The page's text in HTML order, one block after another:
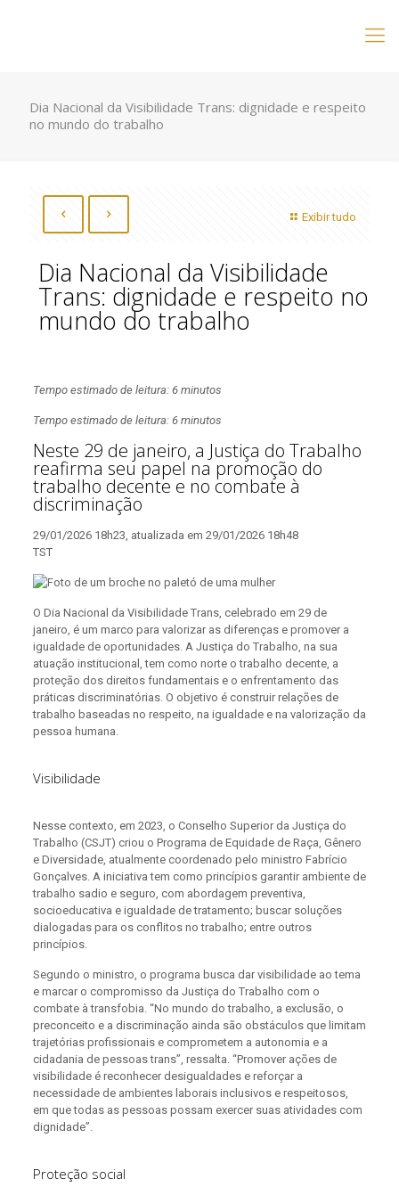
Dia Nacional da Visibilidade Trans: dignidade e respeito
no mundo do trabalho
Exibir tudo
Dia Nacional da Visibilidade
Trans: dignidade e respeito no
mundo do trabalho
Tempo estimado de leitura: 6 minutos
Tempo estimado de leitura: 6 minutos
Neste 29 de janeiro, a Justiça do Trabalho
reafirma seu papel na promoção do
trabalho decente e no combate à
discriminação
29/01/2026 18h23, atualizada em 29/01/2026 18h48
TST
O Dia Nacional da Visibilidade Trans, celebrado em 29 de
janeiro, é um marco para valorizar as diferenças e promover a
igualdade de oportunidades. A Justiça do Trabalho, na sua
atuação institucional, tem como norte o trabalho decente, a
proteção dos direitos fundamentais e o enfrentamento das
práticas discriminatórias. O objetivo é construir relações de
trabalho baseadas no respeito, na igualdade e na valorização da
pessoa humana.
Visibilidade
Nesse contexto, em 2023, o Conselho Superior da Justiça do
Trabalho (CSJT) criou o Programa de Equidade de Raça, Gênero
e Diversidade, atualmente coordenado pelo ministro Fabrício
Gonçalves. A iniciativa tem como princípios garantir ambiente de
trabalho sadio e seguro, com abordagem preventiva,
socioeducativa e igualdade de tratamento; buscar soluções
dialogadas para os conflitos no trabalho; entre outros
princípios.
Segundo o ministro, o programa busca dar visibilidade ao tema
e marcar o compromisso da Justiça do Trabalho com o
combate à transfobia. “No mundo do trabalho, a exclusão, o
preconceito e a discriminação ainda são obstáculos que limitam
trajetórias profissionais e comprometem a autonomia e a
cidadania de pessoas trans”, ressalta. “Promover ações de
visibilidade é reconhecer desigualdades e reforçar a
necessidade de ambientes laborais inclusivos e respeitosos,
em que todas as pessoas possam exercer suas atividades com
dignidade”.
Proteção social